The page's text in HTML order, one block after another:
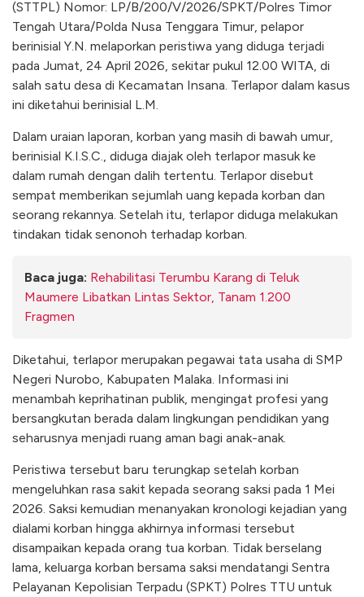
(STTPL) Nomor: LP/B/200/V/2026/SPKT/Polres Timor
Tengah Utara/Polda Nusa Tenggara Timur, pelapor
berinisial Y.N. melaporkan peristiwa yang diduga terjadi
pada Jumat, 24 April 2026, sekitar pukul 12.00 WITA, di
salah satu desa di Kecamatan Insana. Terlapor dalam kasus
ini diketahui berinisial L.M.
Dalam uraian laporan, korban yang masih di bawah umur,
berinisial K.I.S.C., diduga diajak oleh terlapor masuk ke
dalam rumah dengan dalih tertentu. Terlapor disebut
sempat memberikan sejumlah uang kepada korban dan
seorang rekannya. Setelah itu, terlapor diduga melakukan
tindakan tidak senonoh terhadap korban.
Baca juga: Rehabilitasi Terumbu Karang di Teluk
Maumere Libatkan Lintas Sektor, Tanam 1.200
Fragmen
Diketahui, terlapor merupakan pegawai tata usaha di SMP
Negeri Nurobo, Kabupaten Malaka. Informasi ini
menambah keprihatinan publik, mengingat profesi yang
bersangkutan berada dalam lingkungan pendidikan yang
seharusnya menjadi ruang aman bagi anak-anak.
Peristiwa tersebut baru terungkap setelah korban
mengeluhkan rasa sakit kepada seorang saksi pada 1 Mei
2026. Saksi kemudian menanyakan kronologi kejadian yang
dialami korban hingga akhirnya informasi tersebut
disampaikan kepada orang tua korban. Tidak berselang
lama, keluarga korban bersama saksi mendatangi Sentra
Pelayanan Kepolisian Terpadu (SPKT) Polres TTU untuk